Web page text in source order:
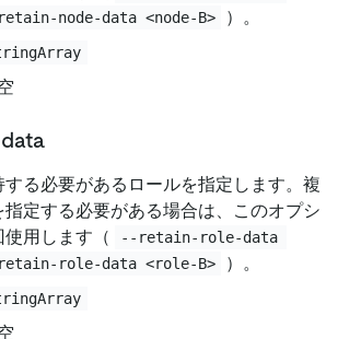
node-data <node-B>
）。
する必要があるロールを指定します。複
定する必要がある場合は、このオプシ
使用します（
--retain-role-data
role-data <role-B>
）。